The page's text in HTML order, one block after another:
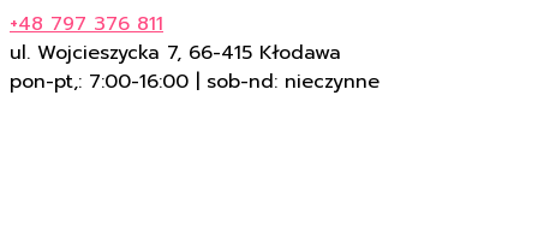
+48 797 376 811
ul. Wojcieszycka 7, 66-415 Kłodawa
pon-pt,: 7:00-16:00 | sob-nd: nieczynne